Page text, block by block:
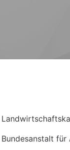
Bundesanstalt